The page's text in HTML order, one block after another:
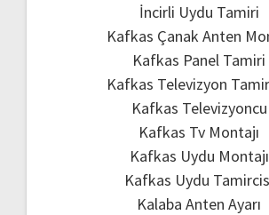
İncirli Uydu Tamiri
Kafkas Çanak Anten
Kafkas Panel Tamiri
Kafkas Televizyon
Kafkas Televizyoncu
Kafkas Tv Montajı
Kafkas Uydu Montajı
Kafkas Uydu
Kalaba Anten Ayarı